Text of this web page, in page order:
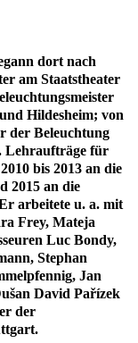
dort nach
am Staatstheater
Hildesheim; von
der Beleuchtung
Lehraufträge für
bis 2013 an die
2015 an die
arbeitete u. a. mit
Frey, Mateja
Luc Bondy,
Stephan
Jan
David Pařízek
der